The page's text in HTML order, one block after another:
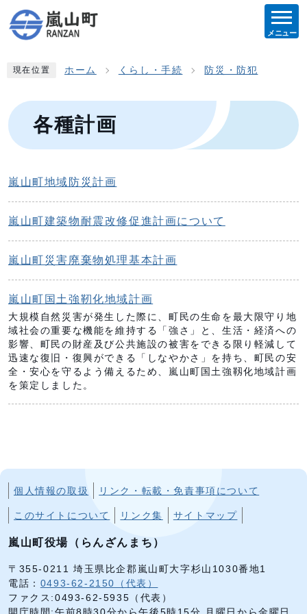
メニュー
現在位置 ホーム くらし・手続 防災・防犯
各種計画
嵐山町地域防災計画
嵐山町建築物耐震改修促進計画について
嵐山町災害廃棄物処理基本計画
嵐山町国土強靭化地域計画
大規模自然災害が発生した際に、町民の生命を最大限守り地
域社会の重要な機能を維持する「強さ」と、生活・経済への
影響、町民の財産及び公共施設の被害をできる限り軽減して
迅速な復旧・復興ができる「しなやかさ」を持ち、町民の安
全・安心を守るよう備えるため、嵐山町国土強靱化地域計画
を策定しました。
個人情報の取扱 リンク・転載・免責事項について
このサイトについて リンク集 サイトマップ
嵐山町役場（らんざんまち）
〒355-0211 埼玉県比企郡嵐山町大字杉山1030番地1
電話： 0493-62-2150（代表）
ファクス:0493-62-5935（代表）